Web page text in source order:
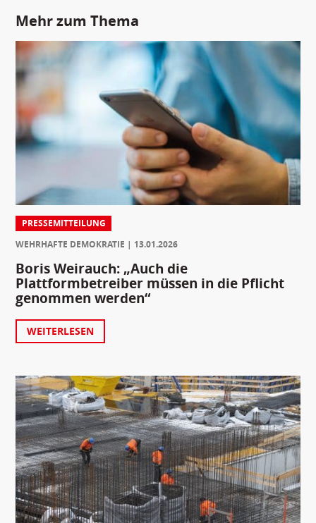
Mehr zum Thema
PRESSEMITTEILUNG
WEHRHAFTE DEMOKRATIE
13.01.2026
Boris Weirauch: „Auch die
Plattformbetreiber müssen in die Pflicht
genommen werden“
WEITERLESEN